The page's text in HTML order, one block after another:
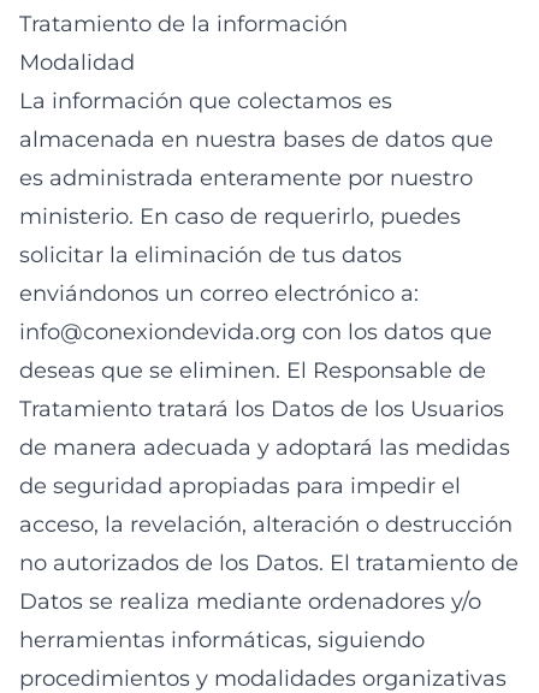
Tratamiento de la información
Modalidad
La información que colectamos es
almacenada en nuestra bases de datos que
es administrada enteramente por nuestro
ministerio. En caso de requerirlo, puedes
solicitar la eliminación de tus datos
enviándonos un correo electrónico a:
info@conexiondevida.org con los datos que
deseas que se eliminen. El Responsable de
Tratamiento tratará los Datos de los Usuarios
de manera adecuada y adoptará las medidas
de seguridad apropiadas para impedir el
acceso, la revelación, alteración o destrucción
no autorizados de los Datos. El tratamiento de
Datos se realiza mediante ordenadores y/o
herramientas informáticas, siguiendo
procedimientos y modalidades organizativas